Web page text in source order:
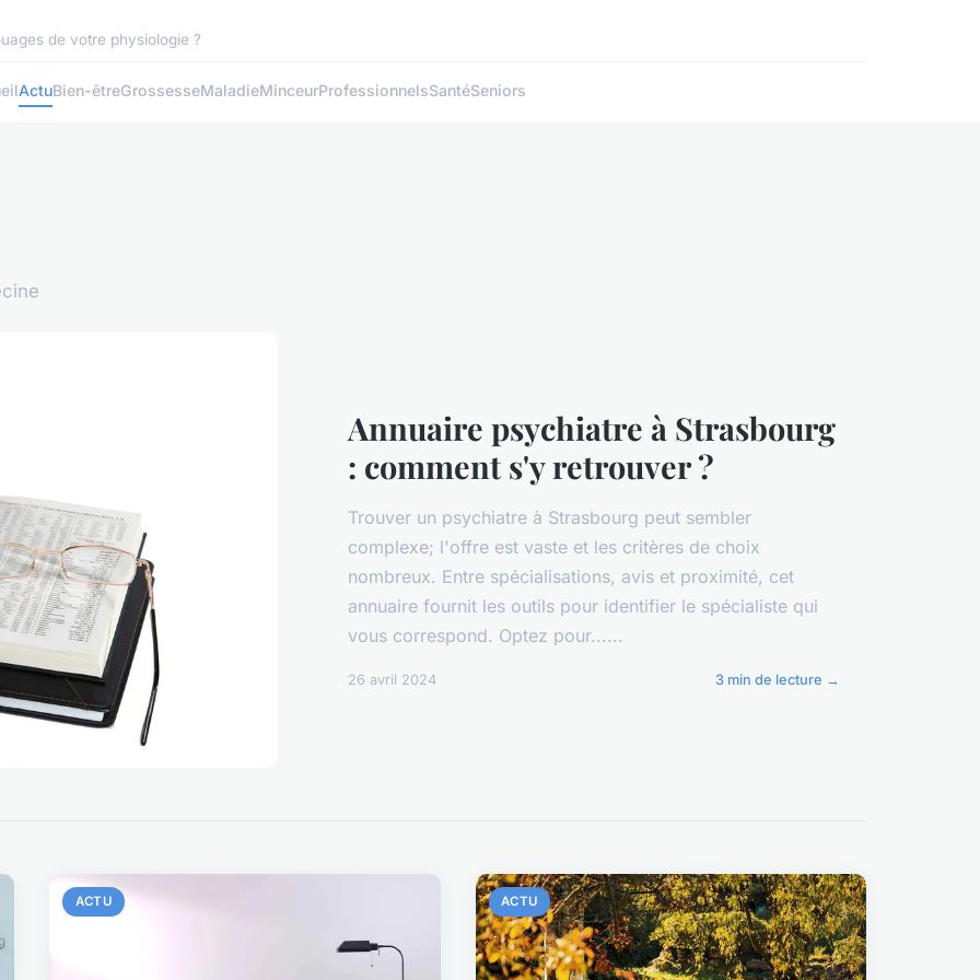
de votre physiologie ?
ActuBien-êtreGrossesseMaladieMinceurProfessionnelsSantéSeniors
Annuaire psychiatre à Strasbourg
: comment s'y retrouver ?
Trouver un psychiatre à Strasbourg peut sembler
complexe; l'offre est vaste et les critères de choix
nombreux. Entre spécialisations, avis et proximité, cet
annuaire fournit les outils pour identifier le spécialiste qui
vous correspond. Optez pour......
26 avril 2024 3 min de lecture →
ACTU ACTU